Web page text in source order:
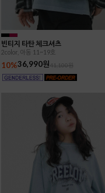
빈티지 타탄 체크셔츠
2color, 아동 11~19호
10%36,990원41,100원